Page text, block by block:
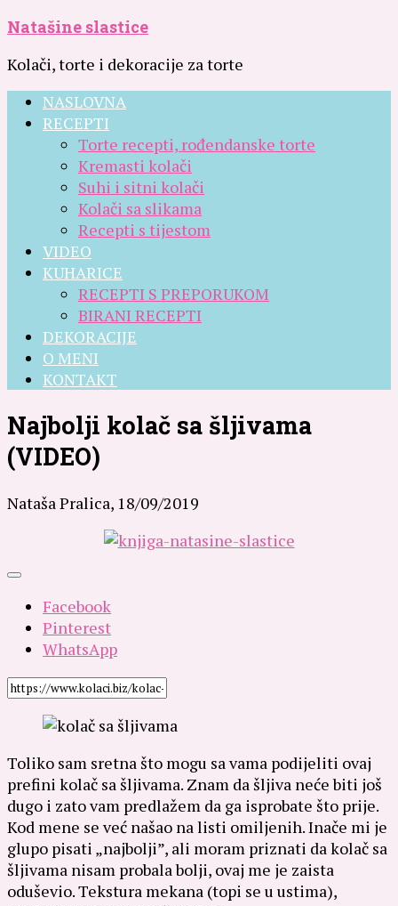
Natašine slastice
Kolači, torte i dekoracije za torte
NASLOVNA
RECEPTI
Torte recepti, rođendanske torte
Kremasti kolači
Suhi i sitni kolači
Kolači sa slikama
Recepti s tijestom
VIDEO
KUHARICE
RECEPTI S PREPORUKOM
BIRANI RECEPTI
DEKORACIJE
O MENI
KONTAKT
Najbolji kolač sa šljivama
(VIDEO)
Nataša Pralica, 18/09/2019
Facebook
Pinterest
WhatsApp
Toliko sam sretna što mogu sa vama podijeliti ovaj
prefini kolač sa šljivama. Znam da šljiva neće biti još
dugo i zato vam predlažem da ga isprobate što prije.
Kod mene se već našao na listi omiljenih. Inače mi je
glupo pisati „najbolji”, ali moram priznati da kolač sa
šljivama nisam probala bolji, ovaj me je zaista
oduševio. Tekstura mekana (topi se u ustima),